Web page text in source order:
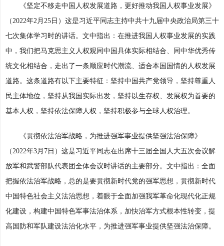
《坚定不移走中国人权发展道路，更好推动我国人权事业发展》
（2022年2月25日）这是习近平同志主持中共十九届中央政治局第三十
七次集体学习时的讲话。文中指出：在推进我国人权事业发展的实践
中，我们把马克思主义人权观同中国具体实际相结合、同中华优秀传
统文化相结合，走出了一条顺应时代潮流、适合本国国情的人权发展
道路。这条道路有以下主要特征：坚持中国共产党领导，坚持尊重人
民主体地位，坚持从我国实际出发，坚持以生存权、发展权为首要的
基本人权，坚持依法保障人权，坚持积极参与全球人权治理。
《贯彻依法治军战略，为推进强军事业提供坚强法治保障》
（2022年3月7日）这是习近平同志在出席十三届全国人大五次会议解
放军和武警部队代表团全体会议时讲话的主要部分。文中指出：全面
把握依法治军战略，总的是要贯彻新时代党的强军思想，贯彻新时代
中国特色社会主义法治思想，着眼于全面加强我军革命化现代化正规
化建设，构建中国特色军事法治体系，加快治军方式根本性转变，提
高国防和军队建设法治化水平，为推进强军事业提供坚强法治保障。